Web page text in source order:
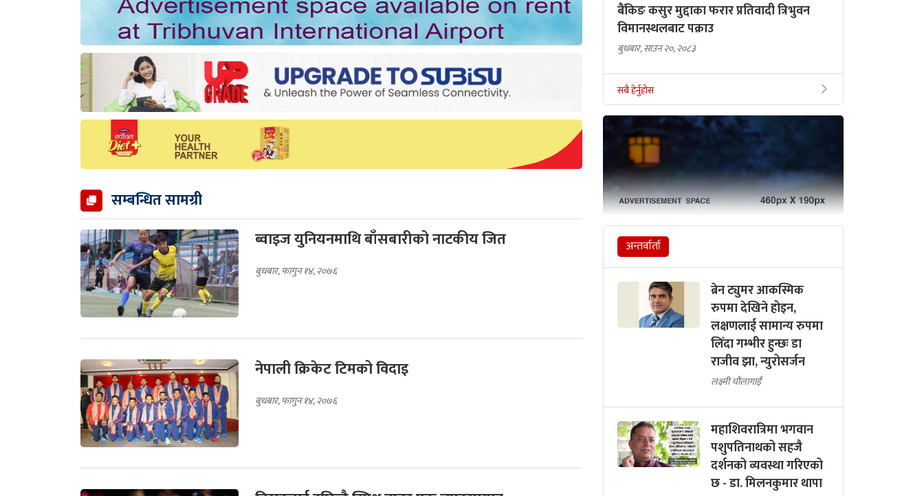
सम्बन्धित सामग्री
ब्वाइज युनियनमाथि बाँसबारीको नाटकीय जित
बुधबार, फागुन १४, २०७६
नेपाली क्रिकेट टिमको विदाइ
बुधबार, फागुन १४, २०७६
बैंकिङ कसुर मुद्दाका फरार प्रतिवादी त्रिभुवन
विमानस्थलबाट पक्राउ
बुधबार, साउन २०, २०८३
सबै हेर्नुहोस
अन्तर्वार्ता
ब्रेन ट्युमर आकस्मिक
रुपमा देखिने होइन,
लक्षणलाई सामान्य रुपमा
लिँदा गम्भीर हुन्छः डा
राजीव झा, न्युरोसर्जन
लक्ष्मी चौलागाईं
महाशिवरात्रिमा भगवान
पशुपतिनाथको सहजै
दर्शनको व्यवस्था गरिएको
छ - डा. मिलनकुमार थापा